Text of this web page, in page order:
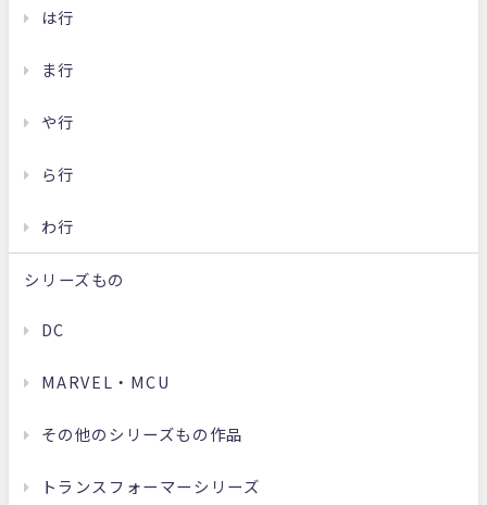
は行
ま行
や行
ら行
わ行
シリーズもの
DC
MARVEL・MCU
その他のシリーズもの作品
トランスフォーマーシリーズ